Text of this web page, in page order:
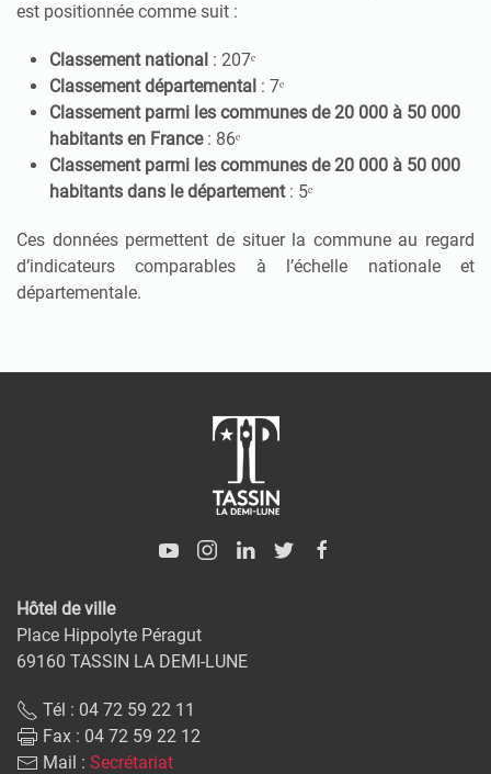
est positionnée comme suit :
Classement national : 207ᵉ
Classement départemental : 7ᵉ
Classement parmi les communes de 20 000 à 50 000
habitants en France: 86ᵉ
Classement parmi les communes de 20 000 à 50 000
habitants dans le département: 5ᵉ
Ces données permettent de situer la commune au regard
d’indicateurs comparables à l’échelle nationale et
départementale.
Hôtel de ville
Place Hippolyte Péragut
69160 TASSIN LA DEMI-LUNE
Tél : 04 72 59 22 11
Fax : 04 72 59 22 12
Mail : Secrétariat